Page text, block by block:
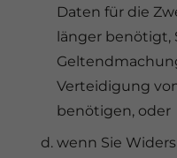
Daten für die
länger benötigt,
Verteidigung
benötigen, oder
wenn Sie